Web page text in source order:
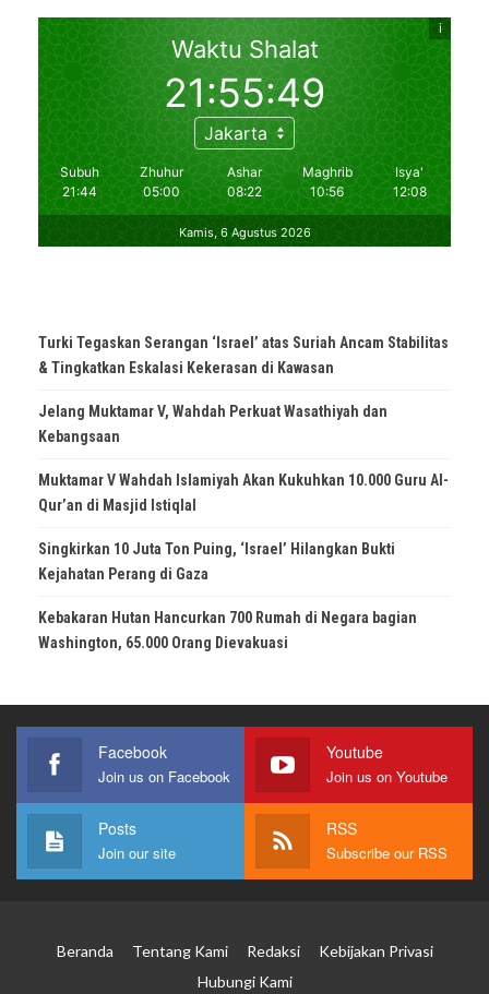
Turki Tegaskan Serangan ‘Israel’ atas Suriah Ancam Stabilitas
& Tingkatkan Eskalasi Kekerasan di Kawasan
Jelang Muktamar V, Wahdah Perkuat Wasathiyah dan
Kebangsaan
Muktamar V Wahdah Islamiyah Akan Kukuhkan 10.000 Guru Al-
Qur’an di Masjid Istiqlal
Singkirkan 10 Juta Ton Puing, ‘Israel’ Hilangkan Bukti
Kejahatan Perang di Gaza
Kebakaran Hutan Hancurkan 700 Rumah di Negara bagian
Washington, 65.000 Orang Dievakuasi
Facebook
Join us on Facebook
Youtube
Join us on Youtube
Posts
Join our site
RSS
Subscribe our RSS
Beranda Tentang Kami Redaksi
Kebijakan Privasi
Hubungi Kami